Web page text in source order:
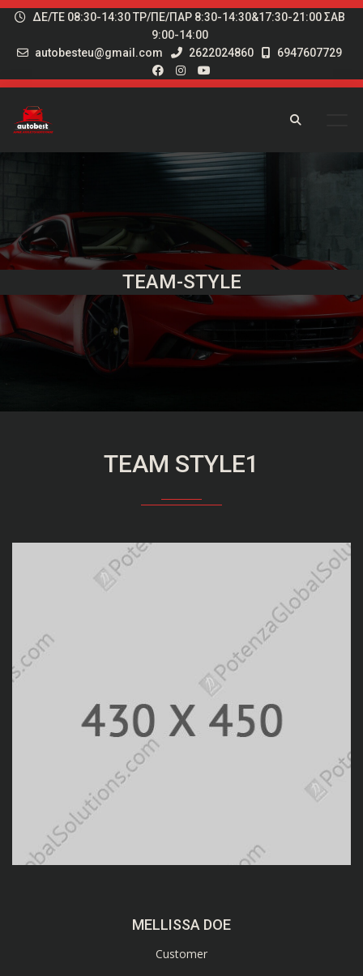
ΔΕ/ΤΕ 08:30-14:30 ΤΡ/ΠΕ/ΠΑΡ 8:30-14:30&17:30-21:00 ΣΑΒ
9:00-14:00
autobesteu@gmail.com
2622024860 6947607729
TEAM-STYLE
TEAM STYLE1
MELLISSA DOE
Customer